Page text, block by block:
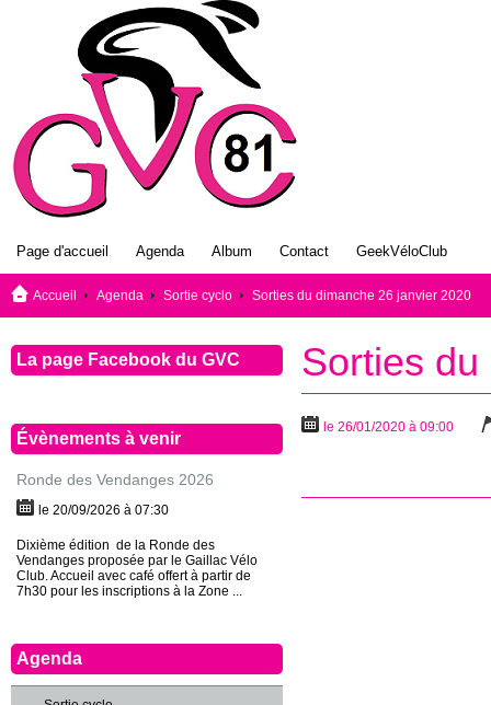
Page d'accueil Agenda Album Contact GeekVéloClub
Accueil Agenda Sortie cyclo Sorties du dimanche 26 janvier 2020
Sorties
le 26/01/2020 à 09:00
La page Facebook du GVC
Évènements à venir
Ronde des Vendanges 2026
le 20/09/2026 à 07:30
Dixième édition de la Ronde des
Vendanges proposée par le Gaillac Vélo
Club. Accueil avec café offert à partir de
7h30 pour les inscriptions à la Zone ...
Agenda